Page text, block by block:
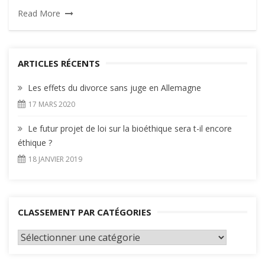
Read More
ARTICLES RÉCENTS
Les effets du divorce sans juge en Allemagne
17 MARS 2020
Le futur projet de loi sur la bioéthique sera t-il encore
éthique ?
18 JANVIER 2019
CLASSEMENT PAR CATÉGORIES
Classement